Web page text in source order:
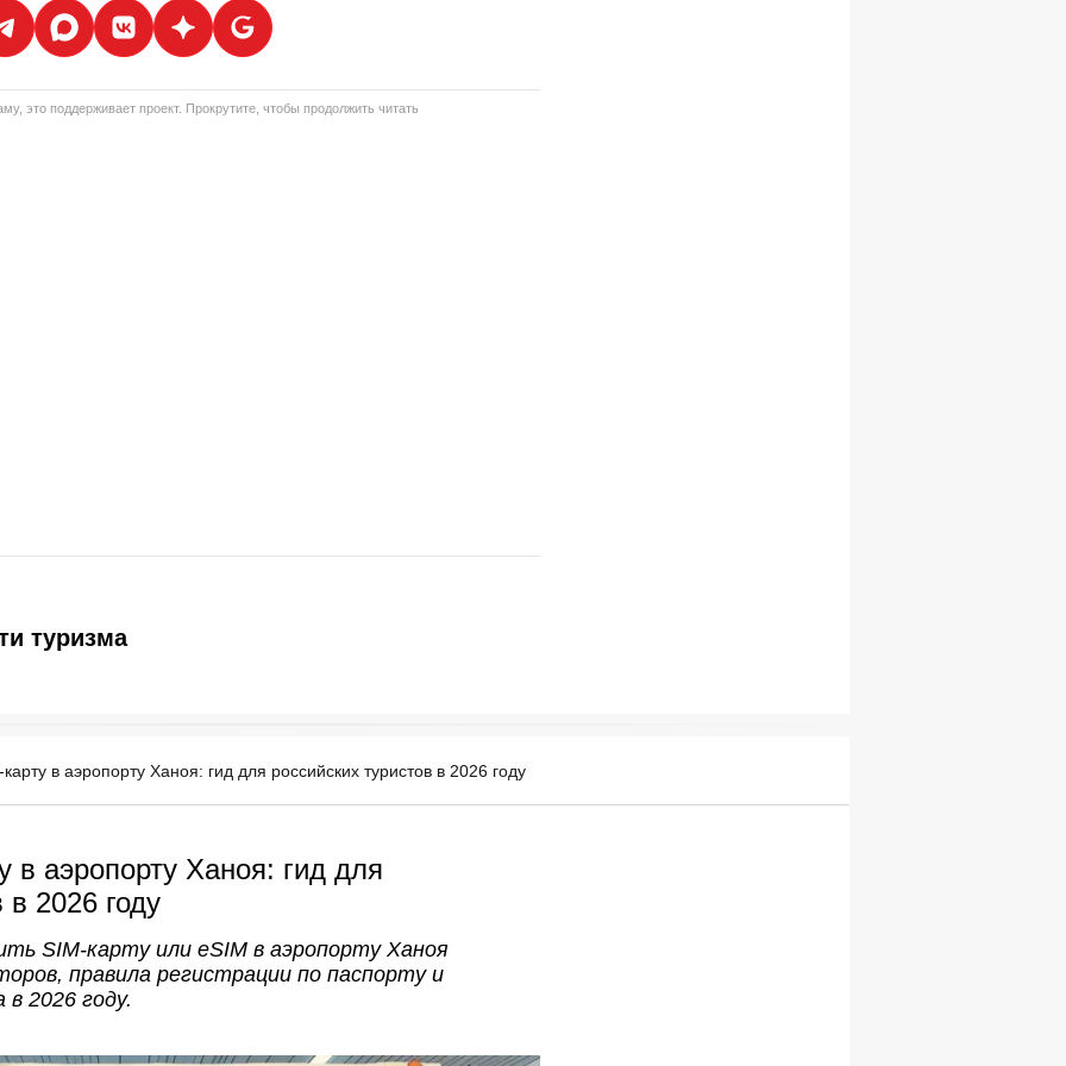
это поддерживает проект. Прокрутите, чтобы продолжить читать
туризма
карту в аэропорту Ханоя: гид для российских туристов в 2026 году
в аэропорту Ханоя: гид для
в 2026 году
SIM-карту или eSIM в аэропорту Ханоя
правила регистрации по паспорту и
2026 году.